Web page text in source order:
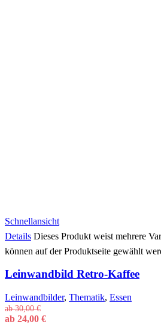
Schnellansicht
Details Dieses Produkt weist mehrere
können auf der Produktseite gewählt
Leinwandbild Retro-Kaffee
Leinwandbilder, Thematik, Essen
ab30,00€
ab 24,00 €